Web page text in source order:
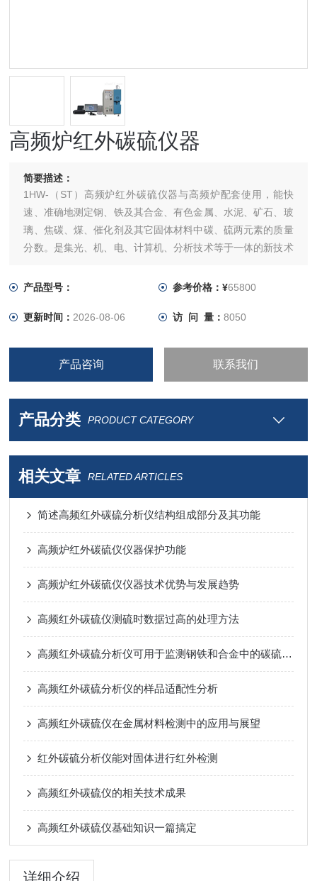
高频炉红外碳硫仪器
简要描述：
1HW-（ST）高频炉红外碳硫仪器与高频炉配套使用，能快
速、准确地测定钢、铁及其合金、有色金属、水泥、矿石、玻
璃、焦碳、煤、催化剂及其它固体材料中碳、硫两元素的质量
分数。是集光、机、电、计算机、分析技术等于一体的新技术
的计算机技术，仪器的智能化、屏幕显示的图、文及数据的采
产品型号： 参考价格：¥65800
更新时间： 2026-08-06 访 问 量： 8050
产品咨询 联系我们
产品分类 PRODUCT CATEGORY
相关文章 RELATED ARTICLES
简述高频红外碳硫分析仪结构组成部分及其功能
高频炉红外碳硫仪仪器保护功能
高频炉红外碳硫仪仪器技术优势与发展趋势
高频红外碳硫仪测硫时数据过高的处理方法
高频红外碳硫分析仪可用于监测钢铁和合金中的碳硫含量
高频红外碳硫分析仪的样品适配性分析
高频红外碳硫仪在金属材料检测中的应用与展望
红外碳硫分析仪能对固体进行红外检测
高频红外碳硫仪的相关技术成果
高频红外碳硫仪基础知识一篇搞定
详细介绍